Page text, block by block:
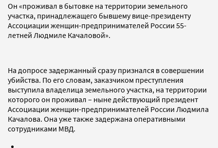
Он «проживал в бытовке на территории земельного
участка, принадлежащего бывшему вице-президенту
Ассоциации женщин-предпринимателей России 55-
летней Людмиле Качаловой».
На допросе задержанный сразу признался в совершении
убийства. По его словам, заказчиком преступления
выступила владелица земельного участка, на территории
которого он проживал – ныне действующий президент
Ассоциации женщин-предпринимателей России Людмила
Качалова. Она уже также задержана оперативными
сотрудниками МВД.